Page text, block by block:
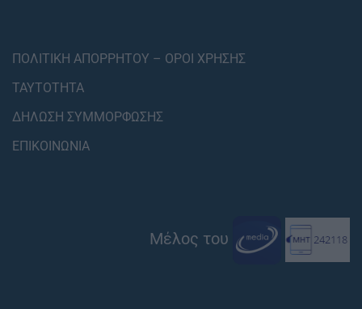
ΠΟΛΙΤΙΚΗ ΑΠΟΡΡΗΤΟΥ – ΟΡΟΙ ΧΡΗΣΗΣ
ΤΑΥΤΟΤΗΤΑ
ΔΗΛΩΣΗ ΣΥΜΜΟΡΦΩΣΗΣ
ΕΠΙΚΟΙΝΩΝΙΑ
Μέλος του